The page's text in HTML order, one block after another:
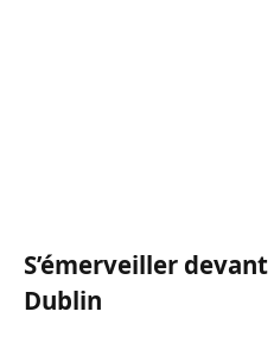
S’émerveiller
Dublin